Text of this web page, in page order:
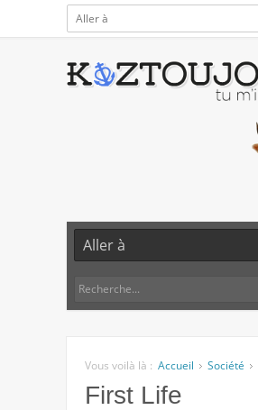
Vous voilà là : Accueil Société
First Life